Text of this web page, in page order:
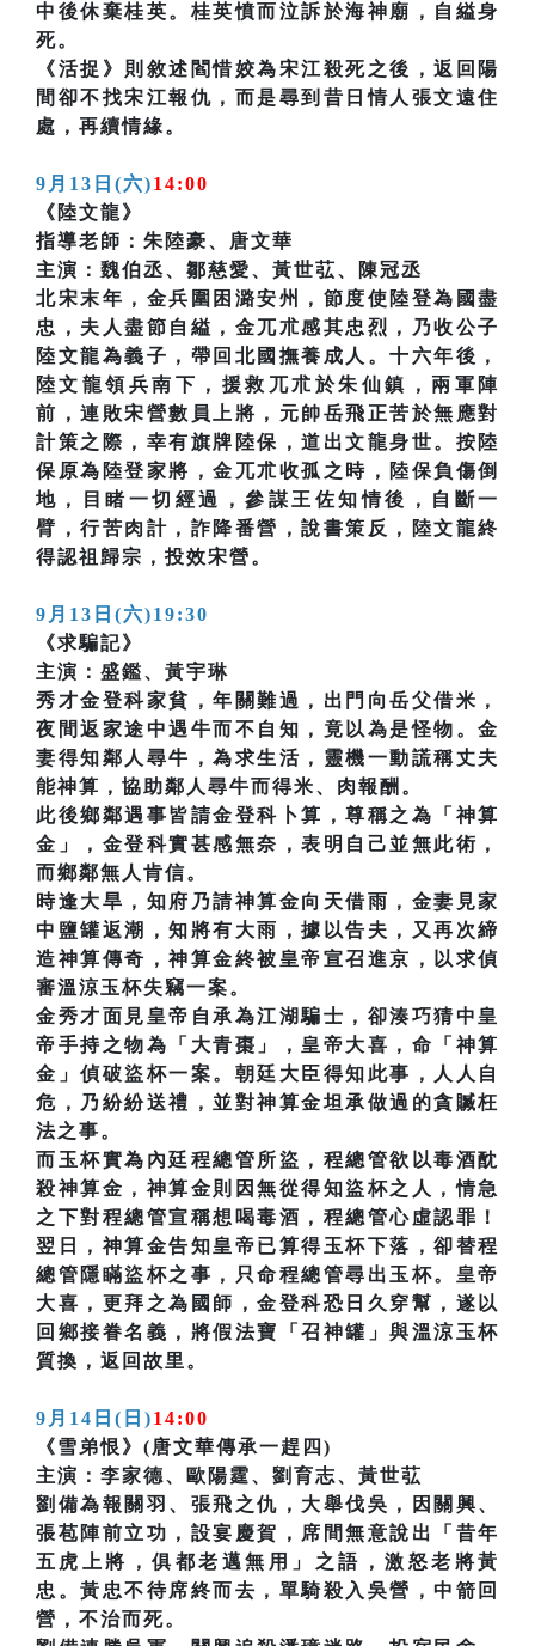
中後休棄桂英。桂英憤而泣訴於海神廟，自縊身
死。
《活捉》則敘述閻惜姣為宋江殺死之後，返回陽
間卻不找宋江報仇，而是尋到昔日情人張文遠住
處，再續情緣。
9月13日(六)14:00
《陸文龍》
指導老師：朱陸豪、唐文華
主演：魏伯丞、鄒慈愛、黃世苰、陳冠丞
北宋末年，金兵圍困潞安州，節度使陸登為國盡
忠，夫人盡節自縊，金兀朮感其忠烈，乃收公子
陸文龍為義子，帶回北國撫養成人。十六年後，
陸文龍領兵南下，援救兀朮於朱仙鎮，兩軍陣
前，連敗宋營數員上將，元帥岳飛正苦於無應對
計策之際，幸有旗牌陸保，道出文龍身世。按陸
保原為陸登家將，金兀朮收孤之時，陸保負傷倒
地，目睹一切經過，參謀王佐知情後，自斷一
臂，行苦肉計，詐降番營，說書策反，陸文龍終
得認祖歸宗，投效宋營。
9月13日(六)19:30
《求騙記》
主演：盛鑑、黃宇琳
秀才金登科家貧，年關難過，出門向岳父借米，
夜間返家途中遇牛而不自知，竟以為是怪物。金
妻得知鄰人尋牛，為求生活，靈機一動謊稱丈夫
能神算，協助鄰人尋牛而得米、肉報酬。
此後鄉鄰遇事皆請金登科卜算，尊稱之為「神算
金」，金登科實甚感無奈，表明自己並無此術，
而鄉鄰無人肯信。
時逢大旱，知府乃請神算金向天借雨，金妻見家
中鹽罐返潮，知將有大雨，據以告夫，又再次締
造神算傳奇，神算金終被皇帝宣召進京，以求偵
審溫涼玉杯失竊一案。
金秀才面見皇帝自承為江湖騙士，卻湊巧猜中皇
帝手持之物為「大青棗」，皇帝大喜，命「神算
金」偵破盜杯一案。朝廷大臣得知此事，人人自
危，乃紛紛送禮，並對神算金坦承做過的貪贓枉
法之事。
而玉杯實為內廷程總管所盜，程總管欲以毒酒酖
殺神算金，神算金則因無從得知盜杯之人，情急
之下對程總管宣稱想喝毒酒，程總管心虛認罪！
翌日，神算金告知皇帝已算得玉杯下落，卻替程
總管隱瞞盜杯之事，只命程總管尋出玉杯。皇帝
大喜，更拜之為國師，金登科恐日久穿幫，遂以
回鄉接眷名義，將假法寶「召神罐」與溫涼玉杯
質換，返回故里。
9月14日(日)14:00
《雪弟恨》(唐文華傳承一趕四)
主演：李家德、歐陽霆、劉育志、黃世苰
劉備為報關羽、張飛之仇，大舉伐吳，因關興、
張苞陣前立功，設宴慶賀，席間無意說出「昔年
五虎上將，俱都老邁無用」之語，激怒老將黃
忠。黃忠不待席終而去，單騎殺入吳營，中箭回
營，不治而死。